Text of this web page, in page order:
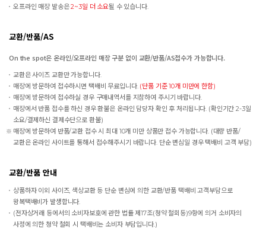
오프라인 매장 발송은2~3일 더 소요될 수 있습니다.
교환/반품/AS
On the spot은 온라인/오프라인 매장 구분 없이 교환/반품/AS접수가 가능합니다.
교환은 사이즈 교환만 가능합니다.
매장에 방문하여 접수하시면 택배비 무료입니다. (단품 기준 10개 미만에 한함)
매장에 방문하여 접수하실 경우 구매내역서를 지참하여 주시기 바랍니다.
매장에서 반품 접수를 하신 경우 환불은 온라인 담당자 확인 후 처리됩니다. (확인기간 2-3일
소요/결제하신 결제수단으로 환불)
매장에 방문하여 반품/교환 접수 시 최대 10개 미만 상품만 접수 가능합니다. (대량 반품/
교환은 온라인 사이트를 통해서 접수해주시기 바랍니다. 단순 변심일 경우 택배비 고객 부담)
교환/반품 안내
상품하자 이외 사이즈, 색상교환 등 단순 변심에 의한 교환/반품 택배비 고객부담으로
왕복택배비가 발생합니다.
(전자상거래 등에서의 소비자보호에 관한 법률 제17조(청약 철회등)9항에 의거 소비자의
사정에 의한 청약 철회 시 택배비는 소비자 부담입니다.)